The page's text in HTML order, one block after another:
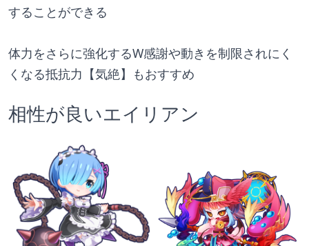
することができる
体力をさらに強化するW感謝や動きを制限されにく
くなる抵抗力【気絶】もおすすめ
相性が良いエイリアン